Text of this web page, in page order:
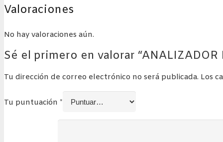
Valoraciones
No hay valoraciones aún.
Sé el primero en valorar “ANALIZADOR
Tu dirección de correo electrónico no será publicada. Los
Tu puntuación *